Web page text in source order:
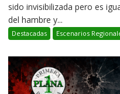
sido invisibilizada pero es
del hambre y...
Destacadas Escenarios